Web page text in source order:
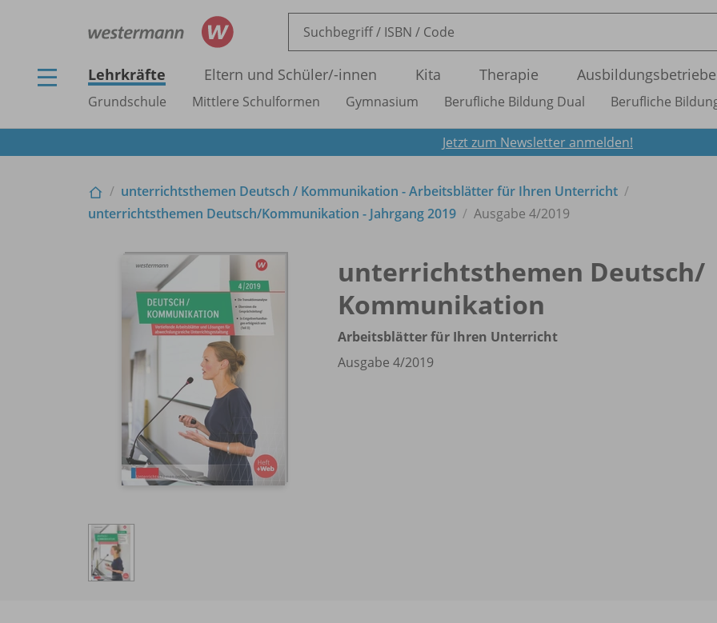
Lehrkräfte Eltern und Schüler/-innen Kita Therapie Ausbildungsbetriebe
Grundschule Mittlere Schulformen Gymnasium Berufliche Bildung Dual Berufliche
Jetzt zum Newsletter anmelden!
unterrichtsthemen Deutsch / Kommunikation - Arbeitsblätter für Ihren Unterricht
unterrichtsthemen Deutsch/Kommunikation - Jahrgang 2019 Ausgabe 4/2019
unterrichtsthemen Deutsch/
Kommunikation
Arbeitsblätter für Ihren Unterricht
Ausgabe 4/2019